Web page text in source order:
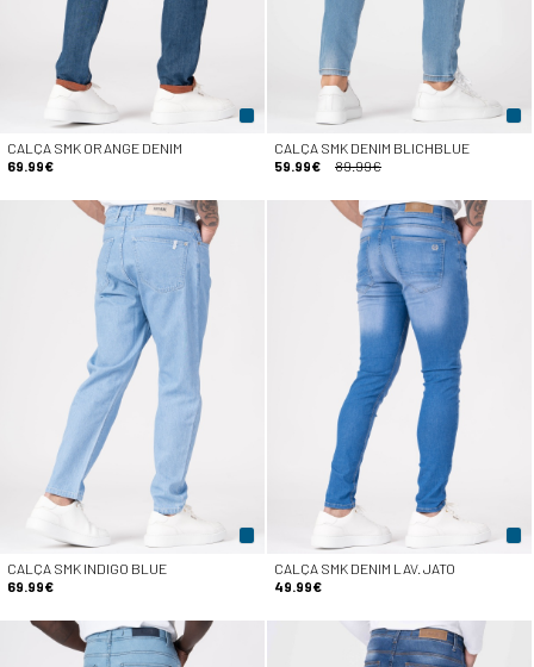
CALÇA SMK ORANGE DENIM
69.99€
CALÇA SMK DENIM BLICHBLUE
59.99€
89.99€
CALÇA SMK INDIGO BLUE
69.99€
CALÇA SMK DENIM LAV. JATO
49.99€